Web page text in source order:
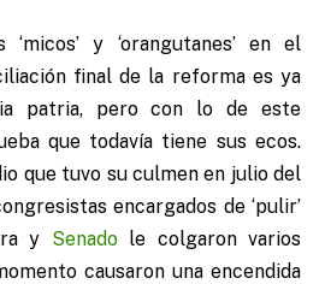
y ‘orangutanes’ en el
final de la reforma es ya
patria, pero con lo de este
que todavía tiene sus ecos.
que tuvo su culmen en julio del
encargados de ‘pulir’
y Senadole colgaron varios
causaron una encendida